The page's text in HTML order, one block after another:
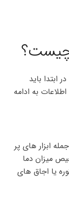
چیست؟
ابتدا باید
به ادامه
ابزار های پر
میزان دما
یا اجاق های